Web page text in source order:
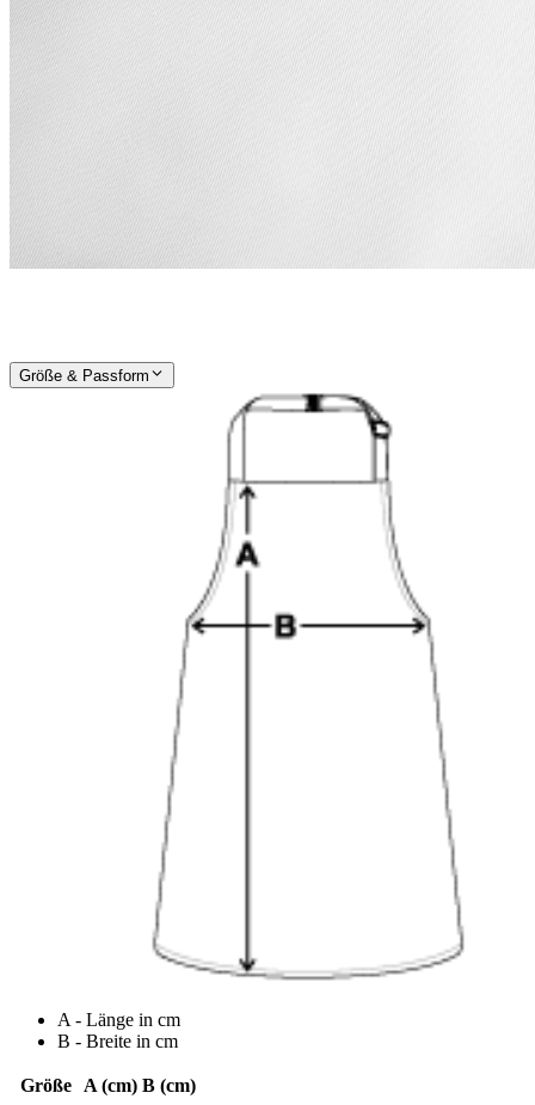
Größe & Passform
A - Länge in cm
B - Breite in cm
Größe A (cm) B (cm)